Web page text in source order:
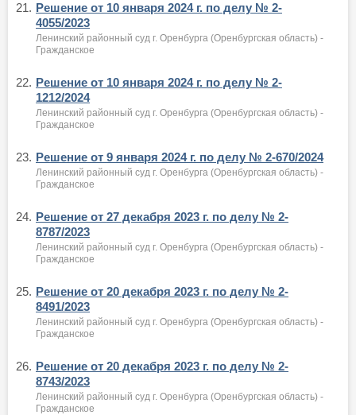
21. Решение от 10 января 2024 г. по делу № 2-
4055/2023
Ленинский районный суд г. Оренбурга (Оренбургская область) -
Гражданское
22. Решение от 10 января 2024 г. по делу № 2-
1212/2024
Ленинский районный суд г. Оренбурга (Оренбургская область) -
Гражданское
23. Решение от 9 января 2024 г. по делу № 2-670/2024
Ленинский районный суд г. Оренбурга (Оренбургская область) -
Гражданское
24. Решение от 27 декабря 2023 г. по делу № 2-
8787/2023
Ленинский районный суд г. Оренбурга (Оренбургская область) -
Гражданское
25. Решение от 20 декабря 2023 г. по делу № 2-
8491/2023
Ленинский районный суд г. Оренбурга (Оренбургская область) -
Гражданское
26. Решение от 20 декабря 2023 г. по делу № 2-
8743/2023
Ленинский районный суд г. Оренбурга (Оренбургская область) -
Гражданское